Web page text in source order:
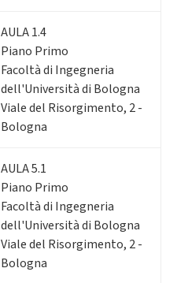
AULA 1.4
Piano Primo
Facoltà di Ingegneria
dell'Università di Bologna
Viale del Risorgimento, 2 -
Bologna
AULA 5.1
Piano Primo
Facoltà di Ingegneria
dell'Università di Bologna
Viale del Risorgimento, 2 -
Bologna